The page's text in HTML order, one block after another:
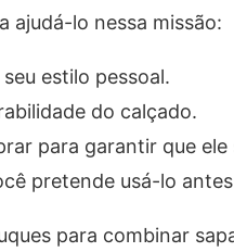
ajudá-lo nessa missão:
estilo pessoal.
do calçado.
para garantir que
pretende usá-lo
para combinar